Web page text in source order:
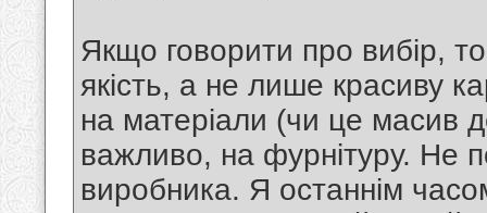
Якщо говорити про вибір,
якість, а не лише красиву
на матеріали (чи це масив
важливо, на фурнітуру. Не
виробника. Я останнім